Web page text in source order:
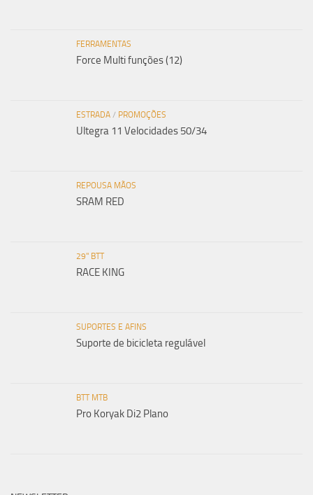
FERRAMENTAS
Force Multi funções (12)
ESTRADA / PROMOÇÕES
Ultegra 11 Velocidades 50/34
REPOUSA MÃOS
SRAM RED
29" BTT
RACE KING
SUPORTES E AFINS
Suporte de bicicleta regulável
BTT MTB
Pro Koryak Di2 Plano